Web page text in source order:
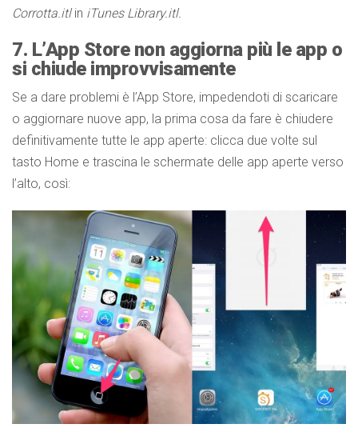
Corrotta.itlin iTunes Library.itl.
7. L’App Store non aggiorna più le app o
si chiude improvvisamente
Se a dare problemi è l’App Store, impedendoti di scaricare
o aggiornare nuove app, la prima cosa da fare è chiudere
definitivamente tutte le app aperte: clicca due volte sul
tasto Home e trascina le schermate delle app aperte verso
l’alto, così: